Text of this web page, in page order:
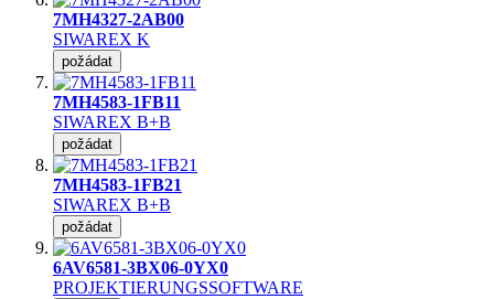
7MH4327-2AB00
SIWAREX K
požádat
7MH4583-1FB11
SIWAREX B+B
požádat
7MH4583-1FB21
SIWAREX B+B
požádat
6AV6581-3BX06-0YX0
PROJEKTIERUNGSSOFTWARE